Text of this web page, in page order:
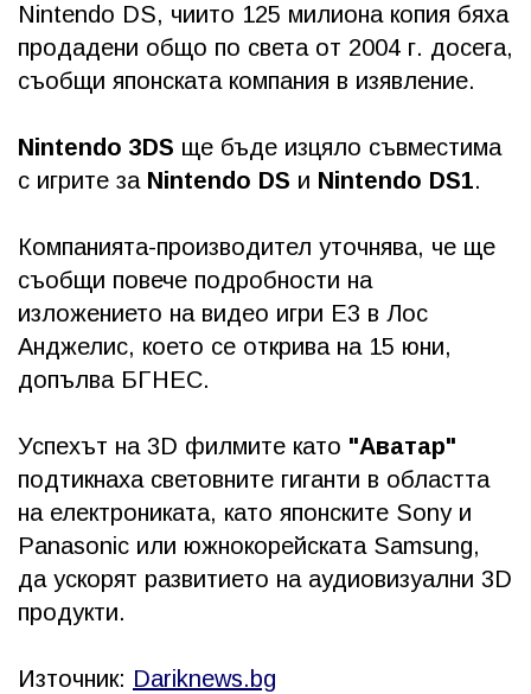
Nintendo DS, чиито 125 милиона копия бяха
продадени общо по света от 2004 г. досега,
съобщи японската компания в изявление.
Nintendo 3DS ще бъде изцяло съвместима
с игрите за Nintendo DS и Nintendo DS1.
Компанията-производител уточнява, че ще
съобщи повече подробности на
изложението на видео игри E3 в Лос
Анджелис, което се открива на 15 юни,
допълва БГНЕС.
Успехът на 3D филмите като "Аватар"
подтикнаха световните гиганти в областта
на електрониката, като японските Sony и
Panasonic или южнокорейската Samsung,
да ускорят развитието на аудиовизуални 3D
продукти.
Източник: Dariknews.bg